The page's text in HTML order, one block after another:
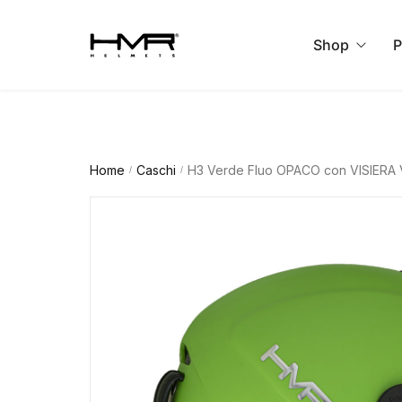
Shop
Work Helmet
Home / Caschi / H3 Verde Fluo OPACO con VISIERA